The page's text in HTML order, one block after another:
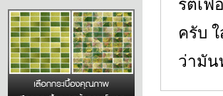
ริตเฟ
ครับ
ว่ามัน